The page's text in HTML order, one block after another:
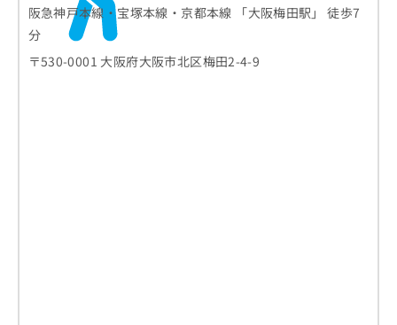
阪急神戸本線・宝塚本線・京都本線 「大阪梅田駅」 徒歩7
分
〒530-0001 大阪府大阪市北区梅田2-4-9